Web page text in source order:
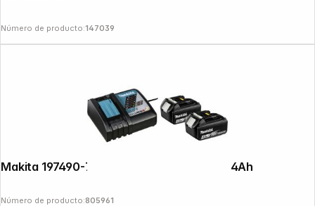
Número de producto:147039
Makita 197490-7 Power Source Kit Li 18V 4Ah
Número de producto:805961